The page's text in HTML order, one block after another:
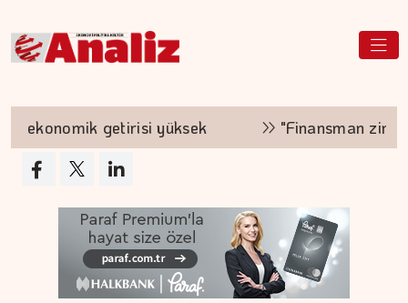
getirisi yüksek "Finansman zinciri